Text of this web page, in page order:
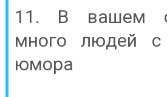
11. В вашем
много людей с
юмора